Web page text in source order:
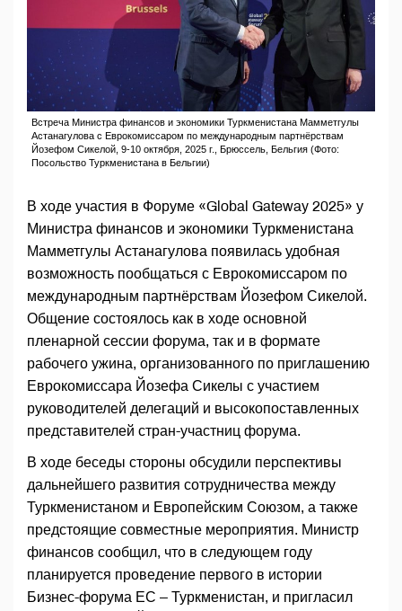
Встреча Министра финансов и экономики Туркменистана Мамметгулы
Астанагулова с Еврокомиссаром по международным партнёрствам
Йозефом Сикелой, 9-10 октября, 2025 г., Брюссель, Бельгия (Фото:
Посольство Туркменистана в Бельгии)
В ходе участия в Форуме «Global Gateway 2025» у
Министра финансов и экономики Туркменистана
Мамметгулы Астанагулова появилась удобная
возможность пообщаться с Еврокомиссаром по
международным партнёрствам Йозефом Сикелой.
Общение состоялось как в ходе основной
пленарной сессии форума, так и в формате
рабочего ужина, организованного по приглашению
Еврокомиссара Йозефа Сикелы с участием
руководителей делегаций и высокопоставленных
представителей стран-участниц форума.
В ходе беседы стороны обсудили перспективы
дальнейшего развития сотрудничества между
Туркменистаном и Европейским Союзом, а также
предстоящие совместные мероприятия. Министр
финансов сообщил, что в следующем году
планируется проведение первого в истории
Бизнес-форума ЕС – Туркменистан, и пригласил